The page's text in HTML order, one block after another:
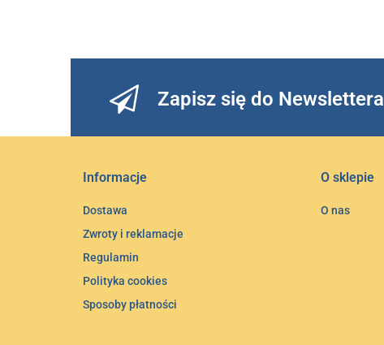
Zapisz się do Newslettera
Informacje
Dostawa
Zwroty i reklamacje
Regulamin
Polityka cookies
Sposoby płatności
O sklepie
O nas